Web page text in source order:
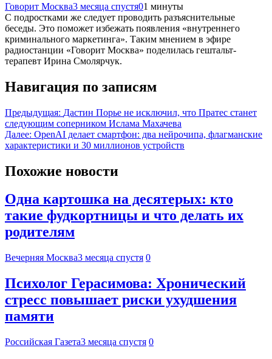
Говорит Москва3 месяца спустя01 минуты
С подростками же следует проводить разъяснительные
беседы. Это поможет избежать появления «внутреннего
криминального маркетинга». Таким мнением в эфире
радиостанции «Говорит Москва» поделилась гештальт-
терапевт Ирина Смолярчук.
Навигация по записям
Предыдущая: Дастин Порье не исключил, что Пратес станет
следующим соперником Ислама Махачева
Далее: OpenAI делает смартфон: два нейрочипа, флагманские
характеристики и 30 миллионов устройств
Похожие новости
Одна картошка на десятерых: кто
такие фудкортницы и что делать их
родителям
Вечерняя Москва3 месяца спустя 0
Психолог Герасимова: Хронический
стресс повышает риски ухудшения
памяти
Российская Газета3 месяца спустя 0